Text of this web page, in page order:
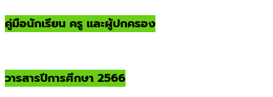
คู่มือนักเรียน ครู และผู้ปกครอง
วารสารปีการศึกษา 2566